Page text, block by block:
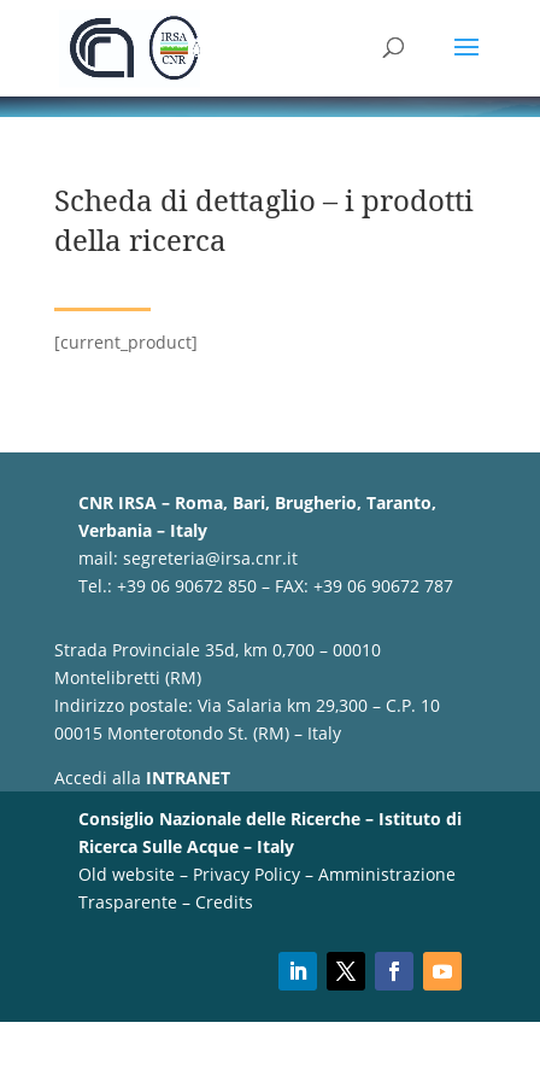
Scheda di dettaglio – i prodotti
della ricerca
[current_product]
CNR IRSA – Roma, Bari, Brugherio, Taranto,
Verbania – Italy
mail: segreteria@irsa.cnr.it
Tel.: +39 06 90672 850 – FAX: +39 06 90672 787
Strada Provinciale 35d, km 0,700 – 00010
Montelibretti (RM)
Indirizzo postale: Via Salaria km 29,300 – C.P. 10
00015 Monterotondo St. (RM) – Italy
Accedi alla INTRANET
Consiglio Nazionale delle Ricerche – Istituto di
Ricerca Sulle Acque – Italy
Old website– Privacy Policy– Amministrazione
Trasparente– Credits